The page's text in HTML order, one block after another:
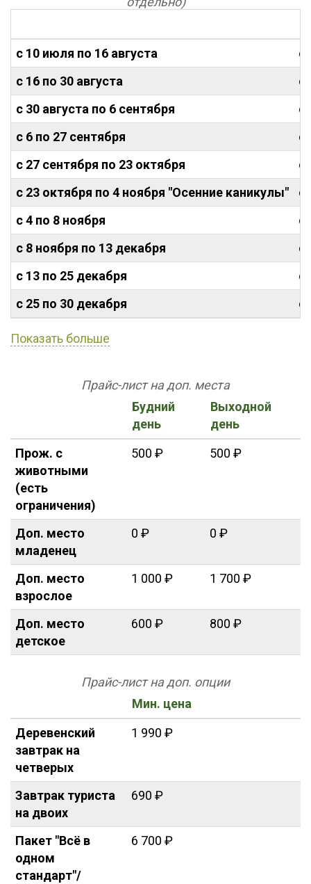
с 10 июля по 16 августа
с 16 по 30 августа
с 30 августа по 6 сентября
с 6 по 27 сентября
с 27 сентября по 23 октября
с 23 октября по 4 ноября "Осенние каникулы"
с 4 по 8 ноября
с 8 ноября по 13 декабря
с 13 по 25 декабря
с 25 по 30 декабря
Показать больше
Прайс-лист на доп. места
Будний
день
Выходной
день
Прож. с
животными
(есть
ограничения)
500 ₽ 500 ₽
Доп. место
младенец
0 ₽ 0 ₽
Доп. место
взрослое
1 000 ₽ 1 700 ₽
Доп. место
детское
600 ₽ 800 ₽
Прайс-лист на доп. опции
Мин. цена
Деревенский
завтрак на
четверых
1 990 ₽
Завтрак туриста
на двоих
690 ₽
Пакет "Всё в
одном
стандарт"/
6 700 ₽